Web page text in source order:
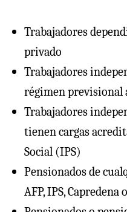
Trabajadores
privado
Trabajadores
régimen previsional
Trabajadores
tienen cargas
Social (IPS)
Pensionados de
AFP, IPS,